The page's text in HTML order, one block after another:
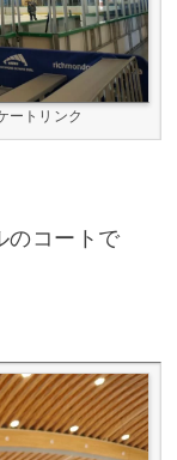
ートリンク
のコートで